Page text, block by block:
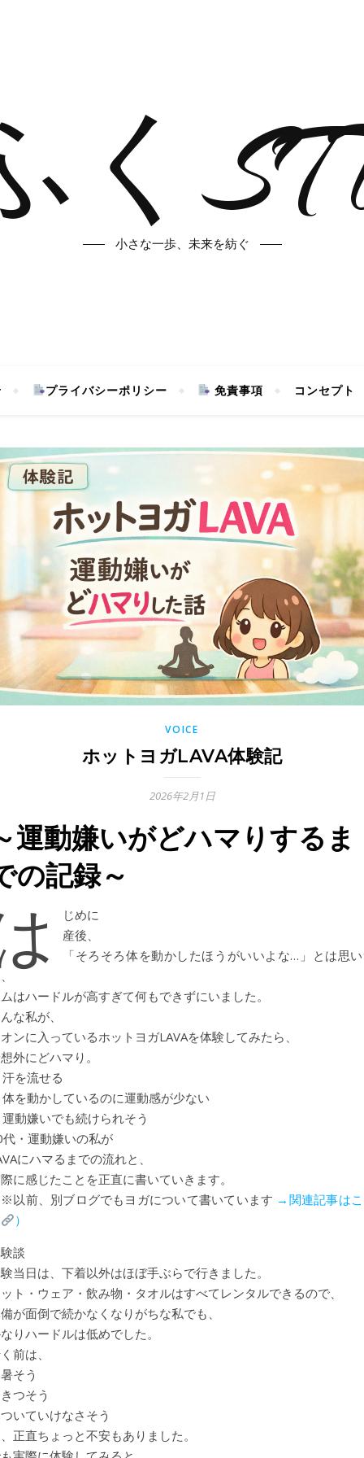
く
小さな一歩、未来を紡ぐ
プライバシーポリシー 免責事項 コンセプト
VOICE
ホットヨガLAVA体験記
2026年2月1日
運動嫌いがどハマりするま
の記録～
じめに
産後、
「そろそろ体を動かしたほうがいいよな…」とは思
はハードルが高すぎて何もできずにいました。
な私が、
ンに入っているホットヨガLAVAを体験してみたら、
外にどハマり。
を流せる
を動かしているのに運動感が少ない
動嫌いでも続けられそう
・運動嫌いの私が
にハマるまでの流れと、
に感じたことを正直に書いていきます。
以前、別ブログでもヨガについて書いています →関連記事は
）
談
当日は、下着以外はほぼ手ぶらで行きました。
ト・ウェア・飲み物・タオルはすべてレンタルできるので、
が面倒で続かなくなりがちな私でも、
りハードルは低めでした。
前は、
そう
つそう
いていけなさそう
正直ちょっと不安もありました。